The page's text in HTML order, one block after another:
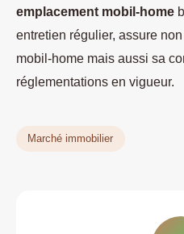
emplacement mobil-home
entretien régulier, assure
mobil-home mais aussi sa
réglementations en vigueur.
Marché immobilier